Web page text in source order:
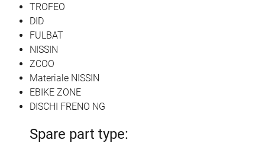
TROFEO
DID
FULBAT
NISSIN
ZCOO
Materiale NISSIN
EBIKE ZONE
DISCHI FRENO NG
Spare part type: